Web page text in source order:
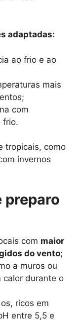
adaptadas:
ao frio e ao
mais
com
frio.
tropicais, como
invernos
preparo
com maior
do vento;
a muros ou
calor durante o
ricos em
entre 5,5 e